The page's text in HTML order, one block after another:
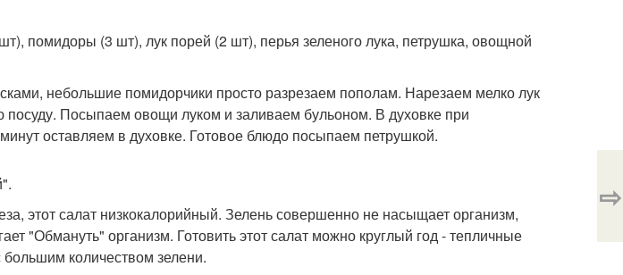
помидоры (3 шт), лук порей (2 шт), перья зеленого лука, петрушка, овощной
небольшие помидорчики просто разрезаем пополам. Нарезаем мелко лук
посуду. Посыпаем овощи луком и заливаем бульоном. В духовке при
оставляем в духовке. Готовое блюдо посыпаем петрушкой.
этот салат низкокалорийный. Зелень совершенно не насыщает организм,
"Обмануть" организм. Готовить этот салат можно круглый год - тепличные
количеством зелени.
⇨